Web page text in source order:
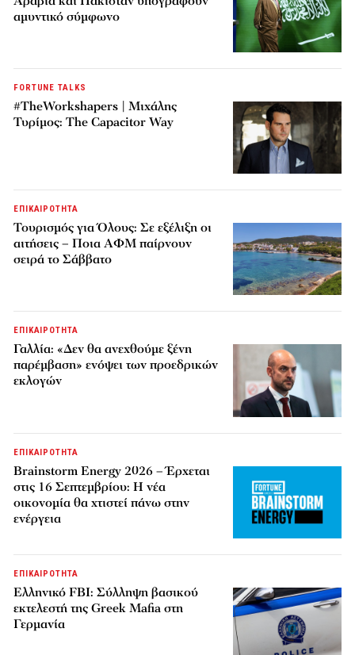
αμυντικό σύμφωνο
FORTUNE TALKS
#TheWorkshapers | Μιχάλης
Τυρίμος: The Capacitor Way
ΕΠΙΚΑΙΡΟΤΗΤΑ
Τουρισμός για Όλους: Σε εξέλιξη οι
αιτήσεις – Ποια ΑΦΜ παίρνουν
σειρά το Σάββατο
ΕΠΙΚΑΙΡΟΤΗΤΑ
Γαλλία: «Δεν θα ανεχθούμε ξένη
παρέμβαση» ενόψει των προεδρικών
εκλογών
ΕΠΙΚΑΙΡΟΤΗΤΑ
Brainstorm Energy 2026 – Έρχεται
στις 16 Σεπτεμβρίου: Η νέα
οικονομία θα χτιστεί πάνω στην
ενέργεια
ΕΠΙΚΑΙΡΟΤΗΤΑ
Ελληνικό FBI: Σύλληψη βασικού
εκτελεστή της Greek Mafia στη
Γερμανία